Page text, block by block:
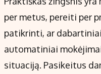
per metus, pereiti per
patikrinti, ar
automatiniai
situaciją. Pasikeitus